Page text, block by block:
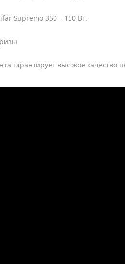
Supremo 350 – 150 Вт.
гарантирует высокое качество